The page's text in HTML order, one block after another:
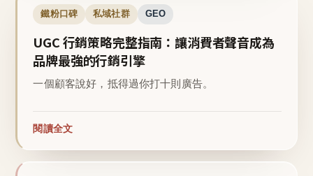
鐵粉口碑 私域社群 GEO
UGC 行銷策略完整指南：讓消費者聲音成為
品牌最強的行銷引擎
一個顧客說好，抵得過你打十則廣告。
閱讀全文